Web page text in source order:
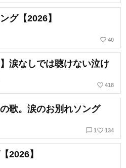
グ【2026】
favorite_border 40
涙なしでは聴けない泣け
favorite_border 418
歌。涙のお別れソング
chat_bubble_outline 1 favorite_border 134
2026】